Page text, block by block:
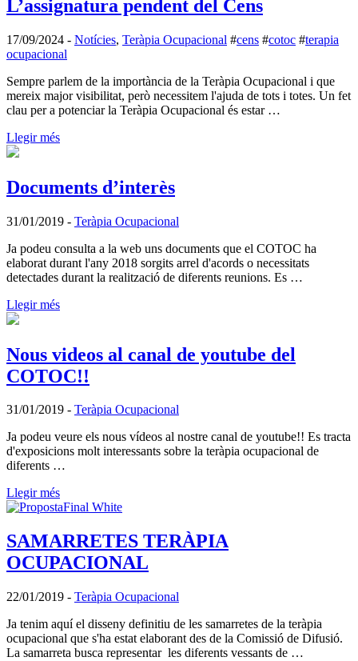
L’assignatura pendent del Cens
17/09/2024 - Notícies, Teràpia Ocupacional #cens #cotoc #terapia
ocupacional
Sempre parlem de la importància de la Teràpia Ocupacional i que
mereix major visibilitat, però necessitem l'ajuda de tots i totes. Un fet
clau per a potenciar la Teràpia Ocupacional és estar …
Llegir més
Documents d’interès
31/01/2019 - Teràpia Ocupacional
Ja podeu consulta a la web uns documents que el COTOC ha
elaborat durant l'any 2018 sorgits arrel d'acords o necessitats
detectades durant la realització de diferents reunions. Es …
Llegir més
Nous videos al canal de youtube del
COTOC!!
31/01/2019 - Teràpia Ocupacional
Ja podeu veure els nous vídeos al nostre canal de youtube!! Es tracta
d'exposicions molt interessants sobre la teràpia ocupacional de
diferents …
Llegir més
SAMARRETES TERÀPIA
OCUPACIONAL
22/01/2019 - Teràpia Ocupacional
Ja tenim aquí el disseny definitiu de les samarretes de la teràpia
ocupacional que s'ha estat elaborant des de la Comissió de Difusió.
La samarreta busca representar les diferents vessants de …